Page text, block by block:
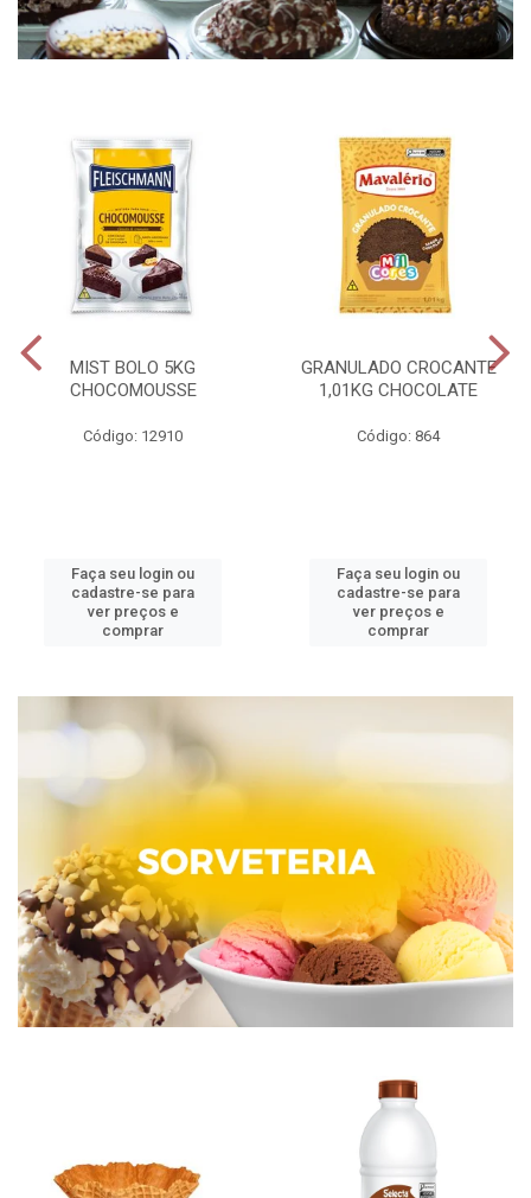
MIST BOLO 5KG
CHOCOMOUSSE
Código: 12910
Faça seu login ou
cadastre-se para
ver preços e
comprar
GRANULADO CROCANTE
1,01KG CHOCOLATE
Código: 864
Faça seu login ou
cadastre-se para
ver preços e
comprar